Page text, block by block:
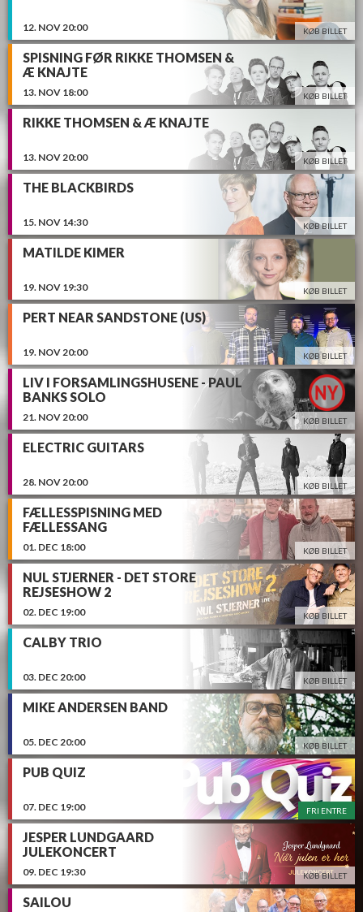
12. NOV20:00 KØB BILLET
13. NOV 18:00
SPISNING FØR RIKKE THOMSEN &
Æ KNAJTE
KØB BILLET
13. NOV20:00
RIKKE THOMSEN & Æ KNAJTE
KØB BILLET
15. NOV 14:30
THE BLACKBIRDS
KØB BILLET
19. NOV 19:30
MATILDE KIMER
KØB BILLET
19. NOV20:00
PERT NEAR SANDSTONE (US)
KØB BILLET
21. NOV20:00
LIV I FORSAMLINGSHUSENE - PAUL
BANKS SOLO
KØB BILLET
28. NOV20:00
ELECTRIC GUITARS
KØB BILLET
01. DEC 18:00
FÆLLESSPISNING MED
FÆLLESSANG
KØB BILLET
02. DEC 19:00
NUL STJERNER - DET STORE
REJSESHOW 2
KØB BILLET
03. DEC 20:00
CALBY TRIO
KØB BILLET
05. DEC 20:00
MIKE ANDERSEN BAND
KØB BILLET
07. DEC 19:00
PUB QUIZ
FRI ENTRE
09. DEC 19:30
JESPER LUNDGAARD
JULEKONCERT
KØB BILLET
SAILOU